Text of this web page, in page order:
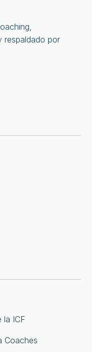
respaldado por
la ICF
Coaches